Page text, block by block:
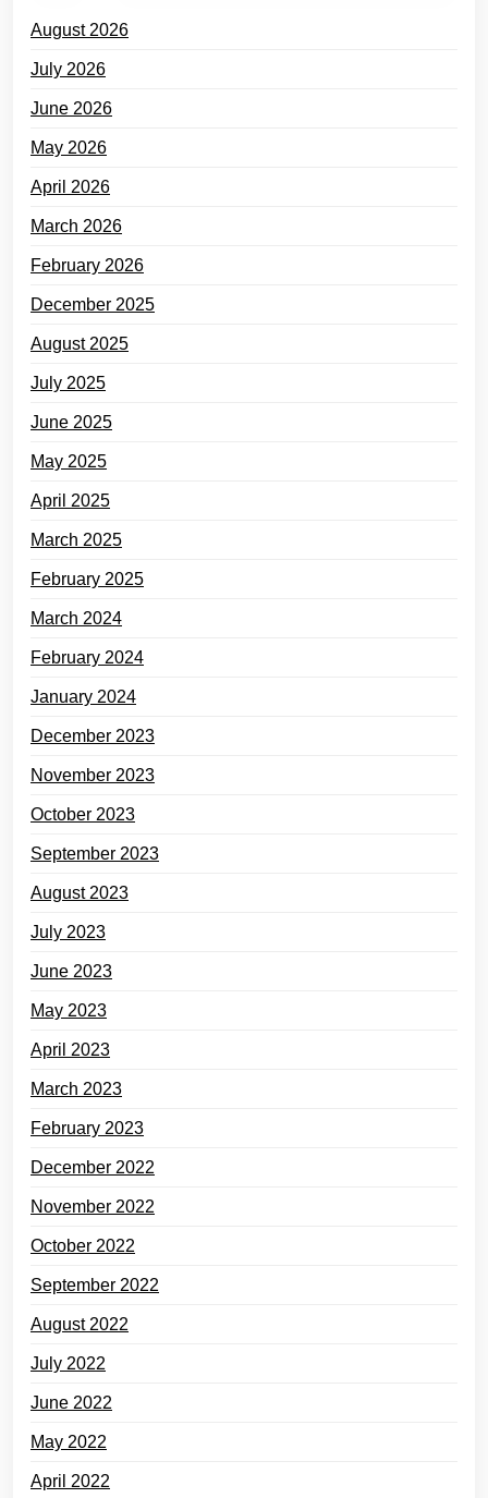
August 2026
July 2026
June 2026
May 2026
April 2026
March 2026
February 2026
December 2025
August 2025
July 2025
June 2025
May 2025
April 2025
March 2025
February 2025
March 2024
February 2024
January 2024
December 2023
November 2023
October 2023
September 2023
August 2023
July 2023
June 2023
May 2023
April 2023
March 2023
February 2023
December 2022
November 2022
October 2022
September 2022
August 2022
July 2022
June 2022
May 2022
April 2022